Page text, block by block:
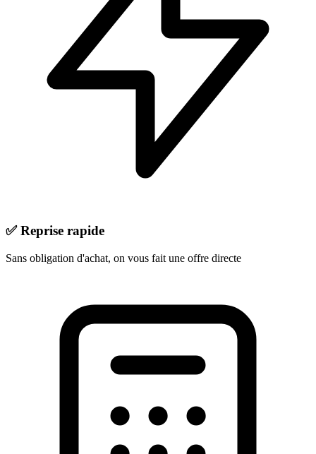
✅Reprise rapide
Sans obligation d'achat, on vous fait une offre directe